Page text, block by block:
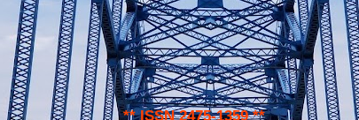
** ISSN 2475-1359 **